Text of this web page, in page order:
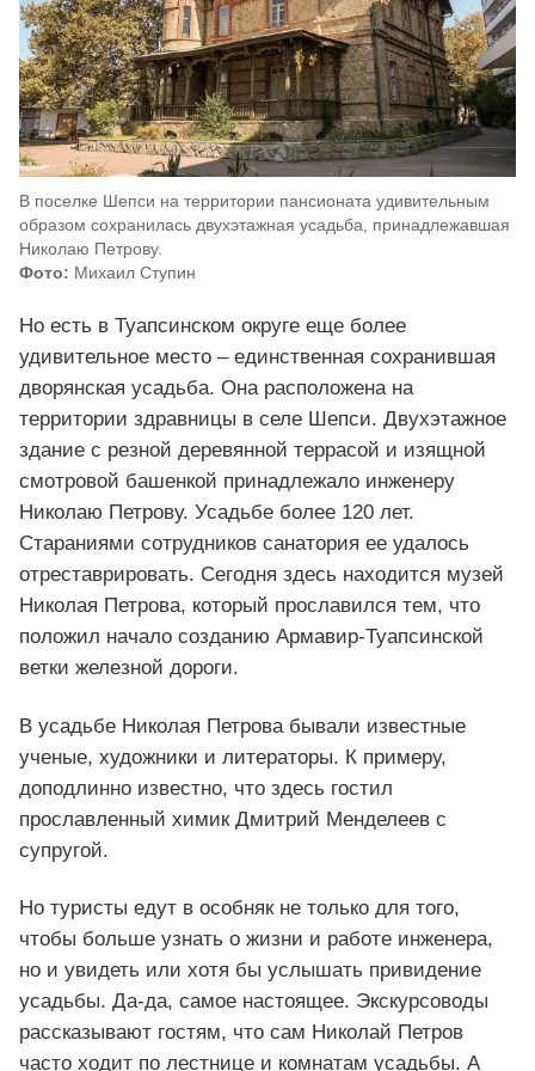
В поселке Шепси на территории пансионата удивительным
образом сохранилась двухэтажная усадьба, принадлежавшая
Николаю Петрову.
Фото: Михаил Ступин
Но есть в Туапсинском округе еще более
удивительное место – единственная сохранившая
дворянская усадьба. Она расположена на
территории здравницы в селе Шепси. Двухэтажное
здание с резной деревянной террасой и изящной
смотровой башенкой принадлежало инженеру
Николаю Петрову. Усадьбе более 120 лет.
Стараниями сотрудников санатория ее удалось
отреставрировать. Сегодня здесь находится музей
Николая Петрова, который прославился тем, что
положил начало созданию Армавир-Туапсинской
ветки железной дороги.
В усадьбе Николая Петрова бывали известные
ученые, художники и литераторы. К примеру,
доподлинно известно, что здесь гостил
прославленный химик Дмитрий Менделеев с
супругой.
Но туристы едут в особняк не только для того,
чтобы больше узнать о жизни и работе инженера,
но и увидеть или хотя бы услышать привидение
усадьбы. Да-да, самое настоящее. Экскурсоводы
рассказывают гостям, что сам Николай Петров
часто ходит по лестнице и комнатам усадьбы. А